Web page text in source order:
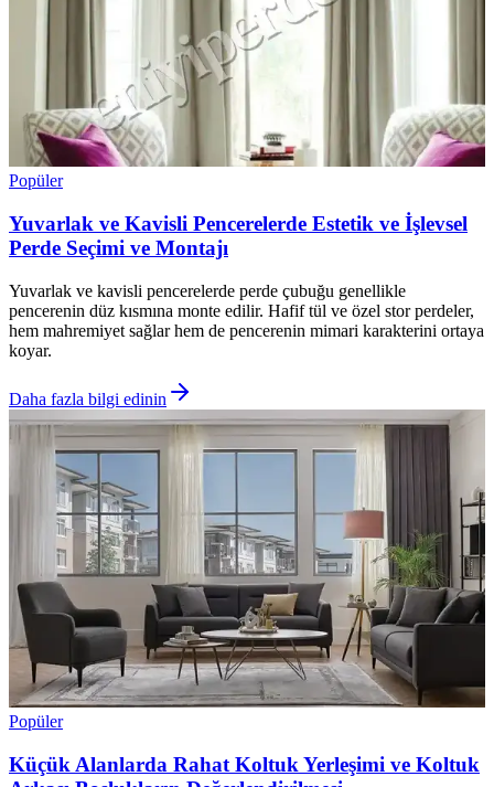
Popüler
Yuvarlak ve Kavisli Pencerelerde Estetik ve İşlevsel
Perde Seçimi ve Montajı
Yuvarlak ve kavisli pencerelerde perde çubuğu genellikle
pencerenin düz kısmına monte edilir. Hafif tül ve özel stor perdeler,
hem mahremiyet sağlar hem de pencerenin mimari karakterini ortaya
koyar.
Daha fazla bilgi edinin
Popüler
Küçük Alanlarda Rahat Koltuk Yerleşimi ve Koltuk